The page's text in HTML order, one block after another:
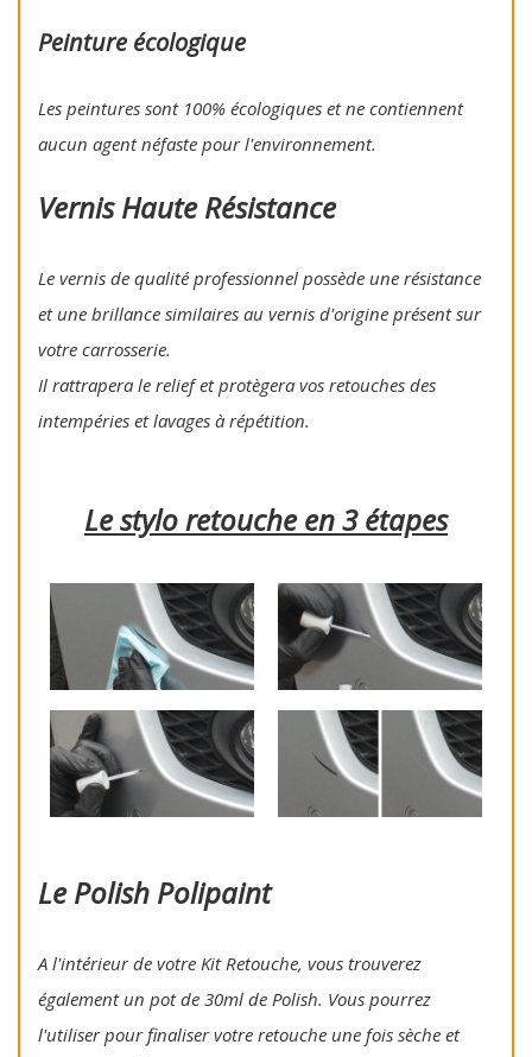
Peinture écologique
Les peintures sont 100% écologiques et ne contiennent
aucun agent néfaste pour l'environnement.
Vernis Haute Résistance
Le vernis de qualité professionnel possède une résistance
et une brillance similaires au vernis d'origine présent sur
votre carrosserie.
Il rattrapera le relief et protègera vos retouches des
intempéries et lavages à répétition.
Le stylo retouche en 3 étapes
Le Polish Polipaint
A l'intérieur de votre Kit Retouche, vous trouverez
également un pot de 30ml de Polish. Vous pourrez
l'utiliser pour finaliser votre retouche une fois sèche et